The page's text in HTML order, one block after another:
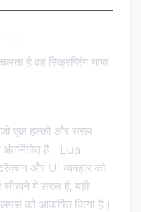
है वह स्क्रिप्टिंग भाषा
जो एक हल्की और सरल
अंतर्निहित है। Lua
और UI व्यवहार को
में सरल है, यही
को आकर्षित किया है।